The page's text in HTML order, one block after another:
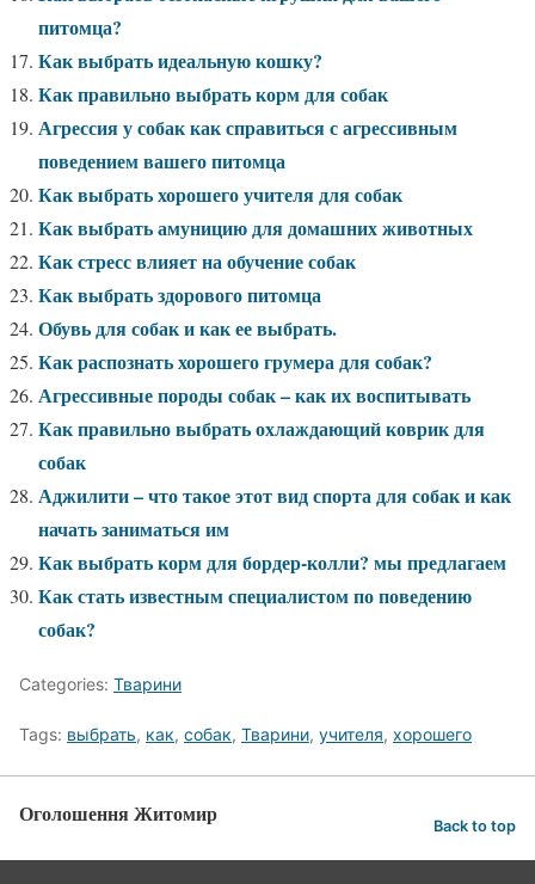
питомца?
Как выбрать идеальную кошку?
Как правильно выбрать корм для собак
Агрессия у собак как справиться с агрессивным
поведением вашего питомца
Как выбрать хорошего учителя для собак
Как выбрать амуницию для домашних животных
Как стресс влияет на обучение собак
Как выбрать здорового питомца
Обувь для собак и как ее выбрать.
Как распознать хорошего грумера для собак?
Агрессивные породы собак – как их воспитывать
Как правильно выбрать охлаждающий коврик для
собак
Аджилити – что такое этот вид спорта для собак и как
начать заниматься им
Как выбрать корм для бордер-колли? мы предлагаем
Как стать известным специалистом по поведению
собак?
Categories: Тварини
Tags: выбрать, как, собак, Тварини, учителя, хорошего
Оголошення Житомир Back to top